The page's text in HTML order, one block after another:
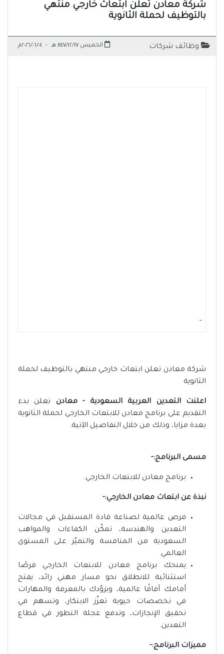
شركة معادن تعلن ابتعاث خارجي منتهي
بالتوظيف لحملة الثانوية
وظائف شركات الخميس ١٤٤٧/١٢/١٧ هـ - ٢٠٢٦/٠٦/٠٤م
-
شركة معادن تعلن ابتعاث خارجي منتهي بالتوظيف لحملة
الثانوية
اعلنت التعدين العربية السعودية - معادن تعلن بدء
التقديم على برنامج معادن للابتعاث الخارجي لحملة الثانوية
بعدة مزايا، وذلك من خلال التفاصيل الآتية.
مسمى البرنامج:-
برنامج معادن للابتعاث الخارجي.
نبذة عن ابتعاث معادن الخارجي:-
فرص عالمية لصناعة قادة المستقبل في مجالات
التعدين والهندسة، تمكّن الكفاءات والمواهب
السعودية من المنافسة والتميّز على المستوى
العالمي.
يمنحك برنامج معادن للابتعاث الخارجي فرصًا
استثنائية للانطلاق نحو مسار مهني رائد، يفتح
أمامك آفاقًا عالمية، ويزوّدك بالمعرفة والمهارات
في تخصصات حيوية تعزّز الابتكار، وتسهم في
تحقيق الإنجازات، وتدفع عجلة التطور في قطاع
التعدين.
مميزات البرنامج:-